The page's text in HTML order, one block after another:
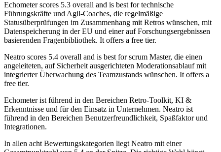
Echometerscores 5.3 overall and is best for technische
Führungskräfte und Agil-Coaches, die regelmäßige
Statusüberprüfungen im Zusammenhang mit Retros wünschen, mit
Datenspeicherung in der EU und einer auf Forschungsergebnissen
basierenden Fragenbibliothek. It offers a free tier.
Neatro scores 5.4 overall and is best for scrum Master, die einen
angeleiteten, auf Sicherheit ausgerichteten Moderationsablauf mit
integrierter Überwachung des Teamzustands wünschen. It offers a
free tier.
Echometer ist führend in den Bereichen Retro-Toolkit, KI &
Erkenntnisse und für den Einsatz in Unternehmen. Neatro ist
führend in den Bereichen Benutzerfreundlichkeit, Spaßfaktor und
Integrationen.
In allen acht Bewertungskategorien liegt Neatro mit einer